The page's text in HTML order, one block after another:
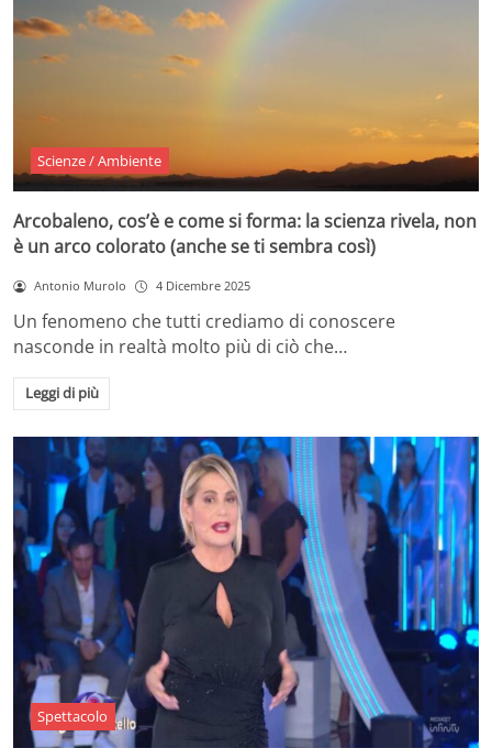
Scienze / Ambiente
Arcobaleno, cos’è e come si forma: la scienza rivela, non
è un arco colorato (anche se ti sembra così)
Antonio Murolo 4 Dicembre 2025
Un fenomeno che tutti crediamo di conoscere
nasconde in realtà molto più di ciò che…
Leggi di più
Spettacolo